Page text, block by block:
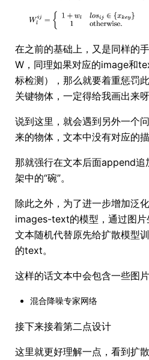
在之前的基础上，又是同样的
W，同理如果对应的image和
标检测），那么就要着重惩罚
关键物体，一定得给我画出来呀
说到这里，就会遇到另外一个
来的物体，文本中没有对应的
那就强行在文本后面append追
架中的“碗”。
除此之外，为了进一步增加泛
images-text的模型，通过图片
文本随机代替原先给扩散模型
的text。
这样的话文本中会包含一些图
混合降噪专家网络
接下来接着第二点设计
这里就更好理解一点，看到扩